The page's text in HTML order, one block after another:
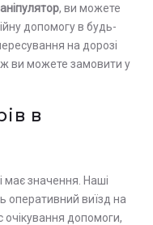
, ви можете
допомогу в будь-
на дорозі
ви можете замовити у
в
має значення. Наші
оперативний виїзд на
очікування допомоги,